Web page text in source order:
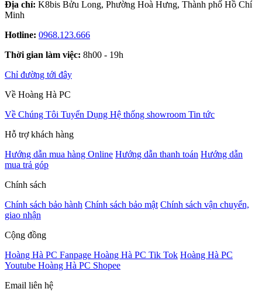
Địa chỉ: K8bis Bửu Long, Phường Hoà Hưng, Thành phố Hồ Chí
Minh
Hotline: 0968.123.666
Thời gian làm việc: 8h00 - 19h
Chỉ đường tới đây
Về Hoàng Hà PC
Về Chúng Tôi Tuyển Dụng Hệ thống showroom Tin tức
Hỗ trợ khách hàng
Hướng dẫn mua hàng Online Hướng dẫn thanh toán Hướng dẫn
mua trả góp
Chính sách
Chính sách bảo hành Chính sách bảo mật Chính sách vận chuyển,
giao nhận
Cộng đồng
Hoàng Hà PC Fanpage Hoàng Hà PC Tik Tok Hoàng Hà PC
Youtube Hoàng Hà PC Shopee
Email liên hệ